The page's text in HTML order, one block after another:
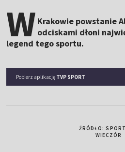
W Krakowie powstanie
odciskami dłoni
legend tego sportu.
Pobierz aplikację TVP SPORT
ŹRÓDŁO:
WIECZÓR